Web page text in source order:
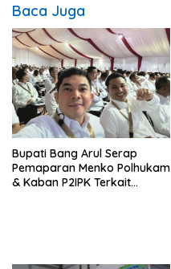
Baca Juga
Bupati Bang Arul Serap
Pemaparan Menko Polhukam
& Kaban P2IPK Terkait